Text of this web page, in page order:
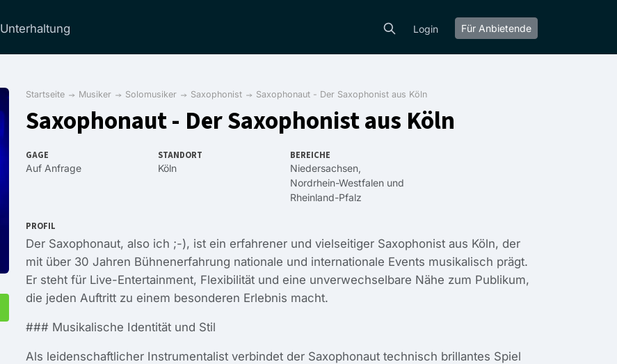
Unterhaltung Login Für Anbietende
Startseite Musiker Solomusiker Saxophonist Saxophonaut - Der Saxophonist aus Köln
Saxophonaut - Der Saxophonist aus Köln
GAGE
Auf Anfrage
STANDORT
Köln
BEREICHE
Niedersachsen,
Nordrhein-Westfalen und
Rheinland-Pfalz
PROFIL
Der Saxophonaut, also ich ;-), ist ein erfahrener und vielseitiger Saxophonist aus Köln, der
mit über 30 Jahren Bühnenerfahrung nationale und internationale Events musikalisch prägt.
Er steht für Live-Entertainment, Flexibilität und eine unverwechselbare Nähe zum Publikum,
die jeden Auftritt zu einem besonderen Erlebnis macht.
### Musikalische Identität und Stil
Als leidenschaftlicher Instrumentalist verbindet der Saxophonaut technisch brillantes Spiel